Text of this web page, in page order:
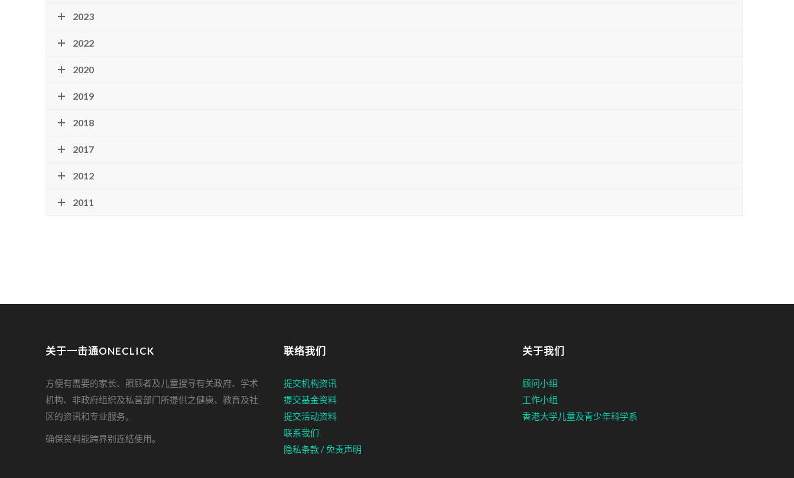
2023
2022
2020
2019
2018
2017
2012
2011
关于一击通ONECLICK
方便有需要的家长、照顾者及儿童搜寻有关政府、学术
机构、非政府组织及私营部门所提供之健康、教育及社
区的资讯和专业服务。
确保资料能跨界别连结使用。
联络我们
提交机构资讯
提交基金资料
提交活动资料
联系我们
隐私条款 / 免责声明
关于我们
顾问小组
工作小组
香港大学儿童及青少年科学系